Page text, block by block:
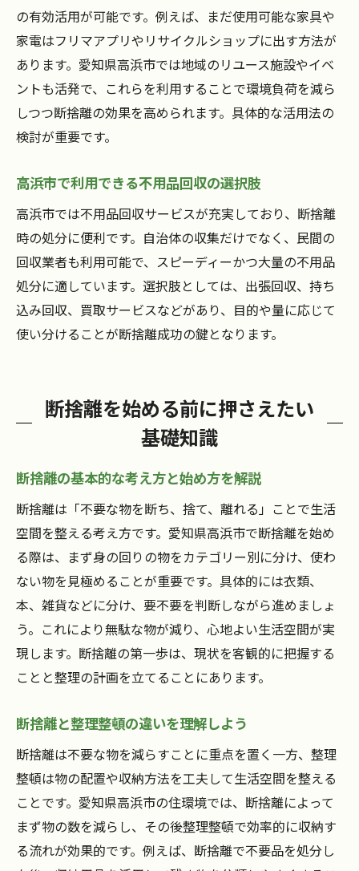
の有効活用が可能です。例えば、まだ使用可能な家具や
家電はフリマアプリやリサイクルショップに出す方法が
あります。愛知県高浜市では地域のリユース施設やイベ
ントも活発で、これらを利用することで環境負荷を減ら
しつつ断捨離の効果を高められます。具体的な活用法の
検討が重要です。
高浜市で利用できる不用品回収の選択肢
高浜市では不用品回収サービスが充実しており、断捨離
時の処分に便利です。自治体の収集だけでなく、民間の
回収業者も利用可能で、スピーディーかつ大量の不用品
処分に適しています。選択肢としては、出張回収、持ち
込み回収、買取サービスなどがあり、目的や量に応じて
使い分けることが断捨離成功の鍵となります。
断捨離を始める前に押さえたい
基礎知識
断捨離の基本的な考え方と始め方を解説
断捨離は「不要な物を断ち、捨て、離れる」ことで生活
空間を整える考え方です。愛知県高浜市で断捨離を始め
る際は、まず身の回りの物をカテゴリー別に分け、使わ
ない物を見極めることが重要です。具体的には衣類、
本、雑貨などに分け、要不要を判断しながら進めましょ
う。これにより無駄な物が減り、心地よい生活空間が実
現します。断捨離の第一歩は、現状を客観的に把握する
ことと整理の計画を立てることにあります。
断捨離と整理整頓の違いを理解しよう
断捨離は不要な物を減らすことに重点を置く一方、整理
整頓は物の配置や収納方法を工夫して生活空間を整える
ことです。愛知県高浜市の住環境では、断捨離によって
まず物の数を減らし、その後整理整頓で効率的に収納す
る流れが効果的です。例えば、断捨離で不要品を処分し